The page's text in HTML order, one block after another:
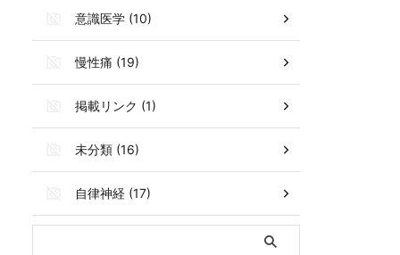
意識医学 (10)
慢性痛 (19)
掲載リンク (1)
未分類 (16)
自律神経 (17)